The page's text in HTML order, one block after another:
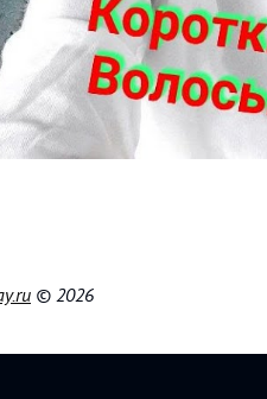
© 2026